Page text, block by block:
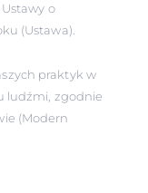
o
(Ustawa).
praktyk w
ludźmi, zgodnie
(Modern